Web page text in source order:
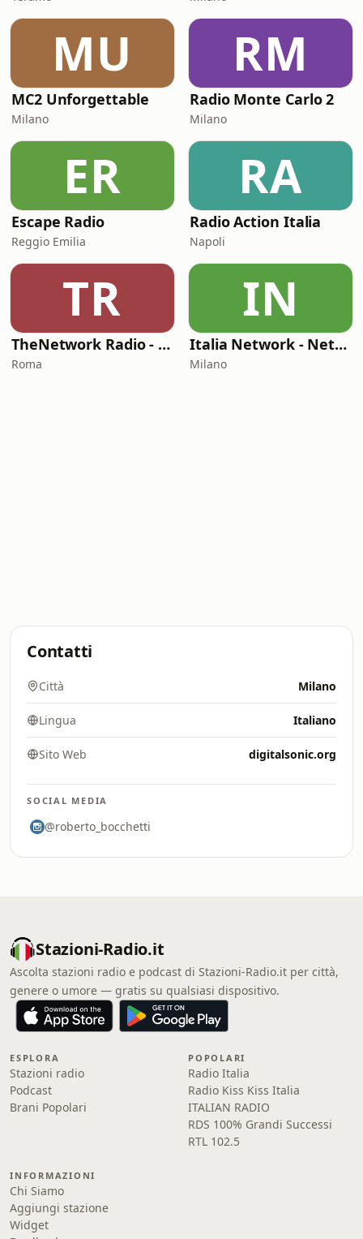
MU
MC2 Unforgettable
Milano
RM
Radio Monte Carlo 2
Milano
ER
Escape Radio
Reggio Emilia
RA
Radio Action Italia
Napoli
TR
TheNetwork Radio - Dance & Deep House
Roma
IN
Italia Network - Network Satellite
Milano
Contatti
Città Milano
Lingua Italiano
Sito Web digitalsonic.org
SOCIAL MEDIA
@roberto_bocchetti
Stazioni-Radio.it
Ascolta stazioni radio e podcast di Stazioni-Radio.it per città,
genere o umore — gratis su qualsiasi dispositivo.
ESPLORA
Stazioni radio
Podcast
Brani Popolari
POPOLARI
Radio Italia
Radio Kiss Kiss Italia
ITALIAN RADIO
RDS 100% Grandi Successi
RTL 102.5
INFORMAZIONI
Chi Siamo
Aggiungi stazione
Widget